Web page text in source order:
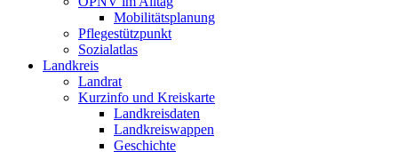
Mobilitätsplanung
Pflegestützpunkt
Sozialatlas
Landkreis
Landrat
Kurzinfo und Kreiskarte
Landkreisdaten
Landkreiswappen
Geschichte